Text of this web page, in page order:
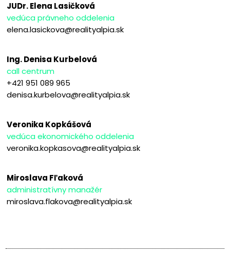
JUDr. Elena Lasičková
vedúca právneho oddelenia
elena.lasickova@realityalpia.sk
Ing. Denisa Kurbelová
call centrum
+421 951 089 965
denisa.kurbelova@realityalpia.sk
Veronika Kopkášová
vedúca ekonomického oddelenia
veronika.kopkasova@realityalpia.sk
Miroslava Fľaková
administratívny manažér
miroslava.flakova@realityalpia.sk